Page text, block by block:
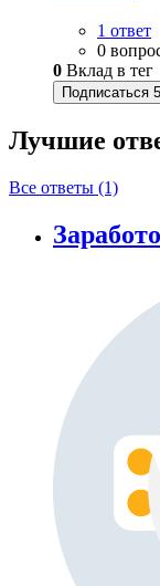
1 ответ
0
0 Вклад в тег
Подписаться
Лучшие
Все ответы (1)